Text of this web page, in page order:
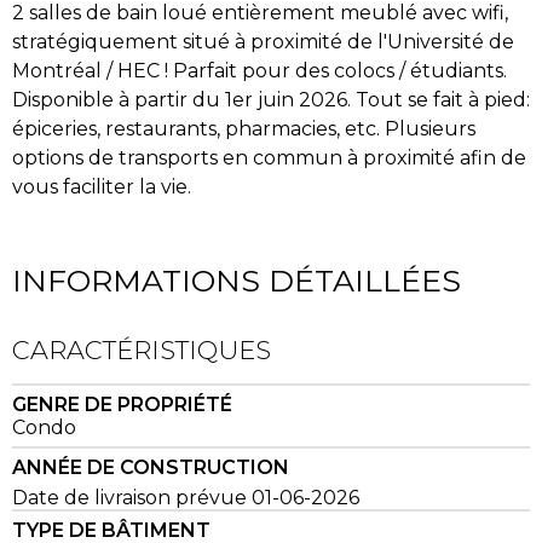
2 salles de bain loué entièrement meublé avec wifi,
stratégiquement situé à proximité de l'Université de
Montréal / HEC ! Parfait pour des colocs / étudiants.
Disponible à partir du 1er juin 2026. Tout se fait à pied:
épiceries, restaurants, pharmacies, etc. Plusieurs
options de transports en commun à proximité afin de
vous faciliter la vie.
INFORMATIONS DÉTAILLÉES
CARACTÉRISTIQUES
GENRE DE PROPRIÉTÉ
Condo
ANNÉE DE CONSTRUCTION
Date de livraison prévue 01-06-2026
TYPE DE BÂTIMENT